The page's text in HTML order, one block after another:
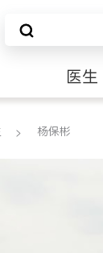
医生
杨保彬